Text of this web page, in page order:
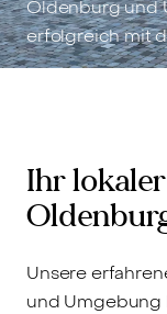
Oldenburg und
erfolgreich mit
Ihr
Unsere
und